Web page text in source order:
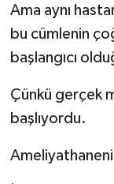
Ama aynı
bu cümlenin
başlangıcı
Çünkü gerçek
başlıyordu.